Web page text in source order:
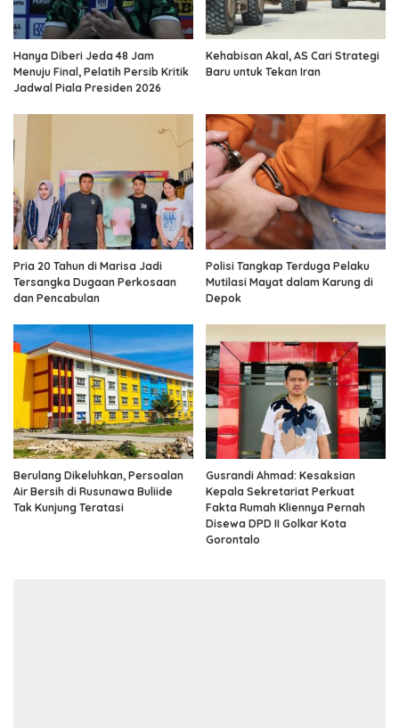
Hanya Diberi Jeda 48 Jam
Menuju Final, Pelatih Persib Kritik
Jadwal Piala Presiden 2026
Kehabisan Akal, AS Cari Strategi
Baru untuk Tekan Iran
Pria 20 Tahun di Marisa Jadi
Tersangka Dugaan Perkosaan
dan Pencabulan
Polisi Tangkap Terduga Pelaku
Mutilasi Mayat dalam Karung di
Depok
Berulang Dikeluhkan, Persoalan
Air Bersih di Rusunawa Buliide
Tak Kunjung Teratasi
Gusrandi Ahmad: Kesaksian
Kepala Sekretariat Perkuat
Fakta Rumah Kliennya Pernah
Disewa DPD II Golkar Kota
Gorontalo